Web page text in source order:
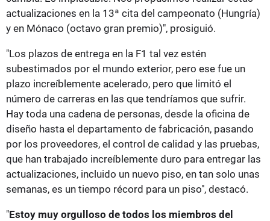
actualizaciones en la 13ª cita del campeonato (Hungría)
y en Mónaco (octavo gran premio)", prosiguió.
"Los plazos de entrega en la F1 tal vez estén
subestimados por el mundo exterior, pero ese fue un
plazo increíblemente acelerado, pero que limitó el
número de carreras en las que tendríamos que sufrir.
Hay toda una cadena de personas, desde la oficina de
diseño hasta el departamento de fabricación, pasando
por los proveedores, el control de calidad y las pruebas,
que han trabajado increíblemente duro para entregar las
actualizaciones, incluido un nuevo piso, en tan solo unas
semanas, es un tiempo récord para un piso", destacó.
"Estoy muy orgulloso de todos los miembros del